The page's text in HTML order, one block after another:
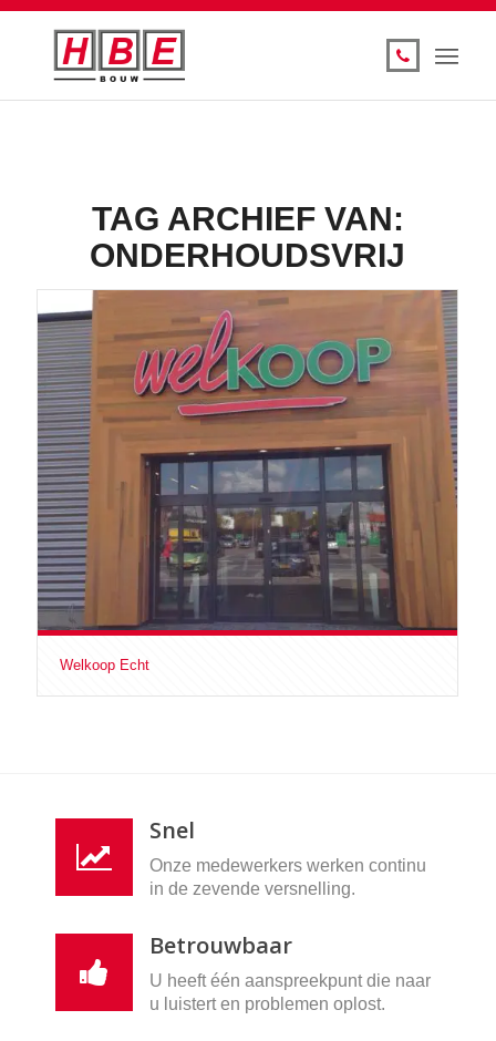
TAG ARCHIEF VAN:
ONDERHOUDSVRIJ
Welkoop Echt
Snel
Onze medewerkers werken continu
in de zevende versnelling.
Betrouwbaar
U heeft één aanspreekpunt die naar
u luistert en problemen oplost.